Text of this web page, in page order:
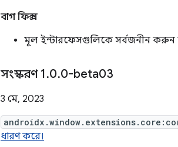
বাগ ফিক্স
মূল ইন্টারফেসগুলিকে সর্বজনীন করুন
সংস্করণ 1.0.0-beta03
3 মে, 2023
ধারণ করে।